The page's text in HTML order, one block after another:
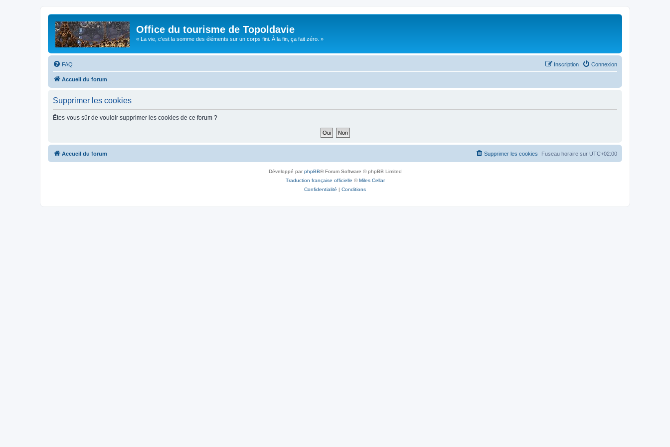
Office du tourisme de Topoldavie
« La vie, c'est la somme des éléments sur un corps fini. À la fin, ça fait zéro. »
FAQ Connexion
Inscription
Accueil du forum
Supprimer les cookies
Êtes-vous sûr de vouloir supprimer les cookies de ce forum ?
Accueil du forum Fuseau horaire sur UTC+02:00
Supprimer les cookies
Développé parphpBB® Forum Software © phpBB Limited
Traduction française officielle ©Miles Cellar
Confidentialité | Conditions